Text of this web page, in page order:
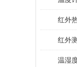
红外
红外
温湿